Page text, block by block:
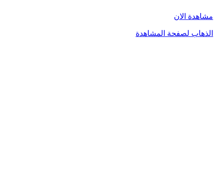
مشاهدة الان
الذهاب لصفحة المشاهدة